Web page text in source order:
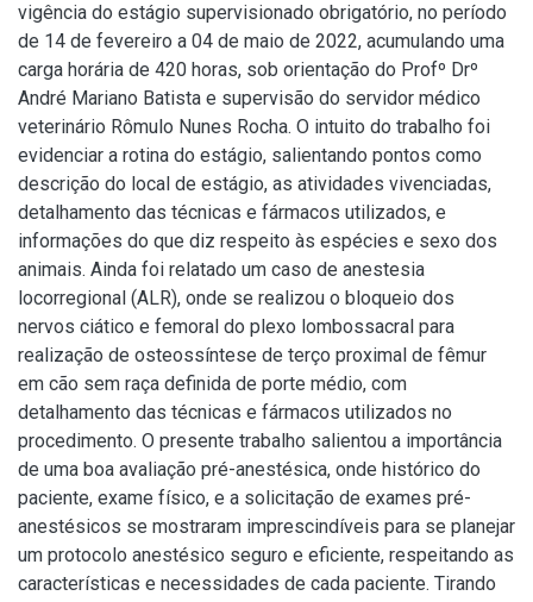
vigência do estágio supervisionado obrigatório, no período
de 14 de fevereiro a 04 de maio de 2022, acumulando uma
carga horária de 420 horas, sob orientação do Profº Drº
André Mariano Batista e supervisão do servidor médico
veterinário Rômulo Nunes Rocha. O intuito do trabalho foi
evidenciar a rotina do estágio, salientando pontos como
descrição do local de estágio, as atividades vivenciadas,
detalhamento das técnicas e fármacos utilizados, e
informações do que diz respeito às espécies e sexo dos
animais. Ainda foi relatado um caso de anestesia
locorregional (ALR), onde se realizou o bloqueio dos
nervos ciático e femoral do plexo lombossacral para
realização de osteossíntese de terço proximal de fêmur
em cão sem raça definida de porte médio, com
detalhamento das técnicas e fármacos utilizados no
procedimento. O presente trabalho salientou a importância
de uma boa avaliação pré-anestésica, onde histórico do
paciente, exame físico, e a solicitação de exames pré-
anestésicos se mostraram imprescindíveis para se planejar
um protocolo anestésico seguro e eficiente, respeitando as
características e necessidades de cada paciente. Tirando